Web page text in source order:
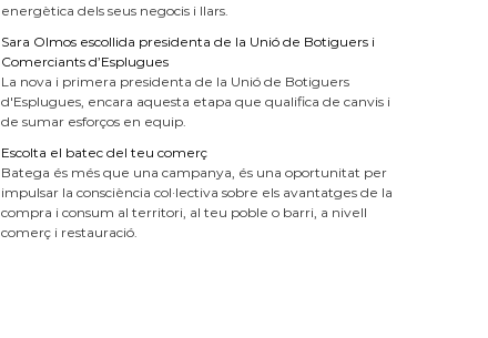
energètica dels seus negocis i llars.
Sara Olmos escollida presidenta de la Unió de Botiguers i
Comerciants d’Esplugues
La nova i primera presidenta de la Unió de Botiguers
d'Esplugues, encara aquesta etapa que qualifica de canvis i
de sumar esforços en equip.
Escolta el batec del teu comerç
Batega és més que una campanya, és una oportunitat per
impulsar la consciència col·lectiva sobre els avantatges de la
compra i consum al territori, al teu poble o barri, a nivell
comerç i restauració.